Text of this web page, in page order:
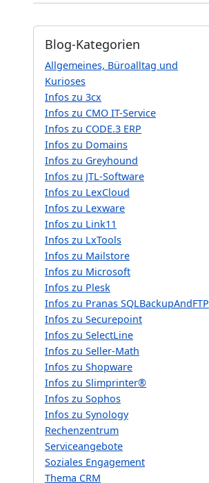
Blog-Kategorien
Allgemeines, Büroalltag und
Kurioses
Infos zu 3cx
Infos zu CMO IT-Service
Infos zu CODE.3 ERP
Infos zu Domains
Infos zu Greyhound
Infos zu JTL-Software
Infos zu LexCloud
Infos zu Lexware
Infos zu Link11
Infos zu LxTools
Infos zu Mailstore
Infos zu Microsoft
Infos zu Plesk
Infos zu Pranas SQLBackupAndFTP
Infos zu Securepoint
Infos zu SelectLine
Infos zu Seller-Math
Infos zu Shopware
Infos zu Slimprinter®
Infos zu Sophos
Infos zu Synology
Rechenzentrum
Serviceangebote
Soziales Engagement
Thema CRM